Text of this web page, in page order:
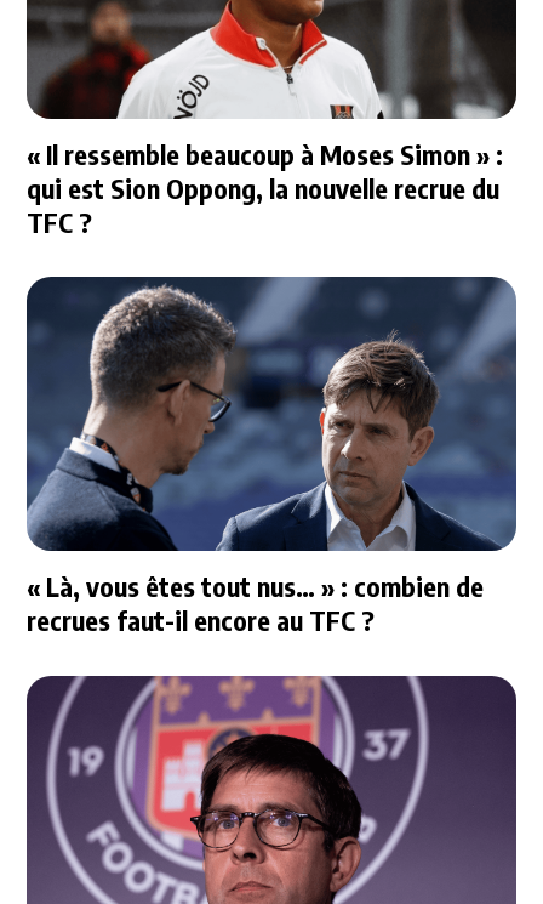
« Il ressemble beaucoup à Moses Simon » :
qui est Sion Oppong, la nouvelle recrue du
TFC ?
« Là, vous êtes tout nus… » : combien de
recrues faut-il encore au TFC ?